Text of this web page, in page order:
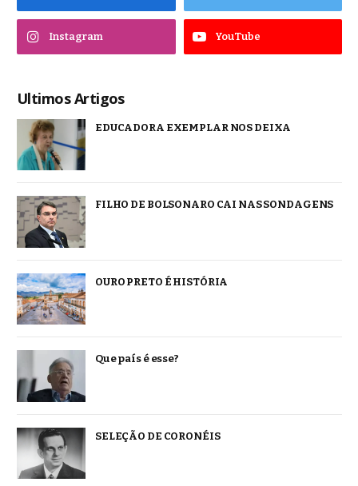
Instagram YouTube
Ultimos Artigos
EDUCADORA EXEMPLAR NOS DEIXA
FILHO DE BOLSONARO CAI NAS SONDAGENS
OURO PRETO É HISTÓRIA
Que país é esse?
SELEÇÃO DE CORONÉIS